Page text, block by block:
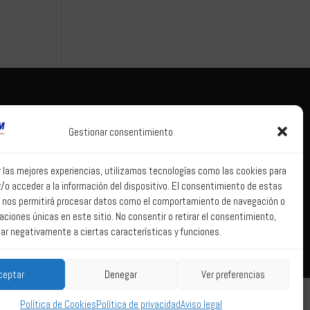
Gestionar consentimiento
las mejores experiencias, utilizamos tecnologías como las cookies para
o acceder a la información del dispositivo. El consentimiento de estas
permitirá procesar datos como el comportamiento de navegación o
únicas en este sitio. No consentir o retirar el consentimiento,
negativamente a ciertas características y funciones.
Denegar Ver preferencias
Política de CookiesPolítica de privacidadAviso legal
legal
privacidad
Política de Sistema
Interno de
Información
Política de Cookies
Correo web